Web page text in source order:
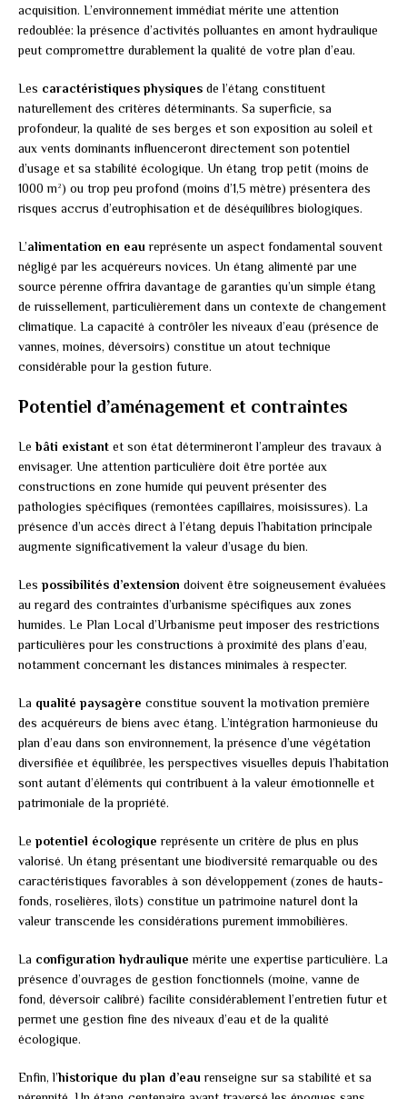
acquisition. L’environnement immédiat mérite une attention
redoublée: la présence d’activités polluantes en amont hydraulique
peut compromettre durablement la qualité de votre plan d’eau.
Les caractéristiques physiques de l’étang constituent
naturellement des critères déterminants. Sa superficie, sa
profondeur, la qualité de ses berges et son exposition au soleil et
aux vents dominants influenceront directement son potentiel
d’usage et sa stabilité écologique. Un étang trop petit (moins de
1000 m²) ou trop peu profond (moins d’1,5 mètre) présentera des
risques accrus d’eutrophisation et de déséquilibres biologiques.
L’alimentation en eau représente un aspect fondamental souvent
négligé par les acquéreurs novices. Un étang alimenté par une
source pérenne offrira davantage de garanties qu’un simple étang
de ruissellement, particulièrement dans un contexte de changement
climatique. La capacité à contrôler les niveaux d’eau (présence de
vannes, moines, déversoirs) constitue un atout technique
considérable pour la gestion future.
Potentiel d’aménagement et contraintes
Lebâti existant et son état détermineront l’ampleur des travaux à
envisager. Une attention particulière doit être portée aux
constructions en zone humide qui peuvent présenter des
pathologies spécifiques (remontées capillaires, moisissures). La
présence d’un accès direct à l’étang depuis l’habitation principale
augmente significativement la valeur d’usage du bien.
Les possibilités d’extension doivent être soigneusement évaluées
au regard des contraintes d’urbanisme spécifiques aux zones
humides. Le Plan Local d’Urbanisme peut imposer des restrictions
particulières pour les constructions à proximité des plans d’eau,
notamment concernant les distances minimales à respecter.
La qualité paysagère constitue souvent la motivation première
des acquéreurs de biens avec étang. L’intégration harmonieuse du
plan d’eau dans son environnement, la présence d’une végétation
diversifiée et équilibrée, les perspectives visuelles depuis l’habitation
sont autant d’éléments qui contribuent à la valeur émotionnelle et
patrimoniale de la propriété.
Le potentiel écologique représente un critère de plus en plus
valorisé. Un étang présentant une biodiversité remarquable ou des
caractéristiques favorables à son développement (zones de hauts-
fonds, roselières, îlots) constitue un patrimoine naturel dont la
valeur transcende les considérations purement immobilières.
La configuration hydraulique mérite une expertise particulière. La
présence d’ouvrages de gestion fonctionnels (moine, vanne de
fond, déversoir calibré) facilite considérablement l’entretien futur et
permet une gestion fine des niveaux d’eau et de la qualité
écologique.
Enfin, l’historique du plan d’eau renseigne sur sa stabilité et sa